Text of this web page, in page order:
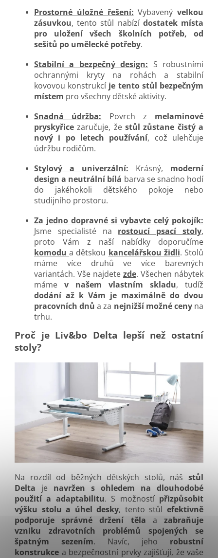
Prostorné úložné řešení: Vybavený velkou
zásuvkou, tento stůl nabízí dostatek místa
pro uložení všech školních potřeb, od
sešitů po umělecké potřeby.
Stabilní a bezpečný design: S robustními
ochrannými kryty na rohách a stabilní
kovovou konstrukcí je tento stůl bezpečným
místem pro všechny dětské aktivity.
Snadná údržba: Povrch z melaminové
pryskyřice zaručuje, že stůl zůstane čistý a
nový i po letech používání, což ulehčuje
údržbu rodičům.
Stylový a univerzální: Krásný, moderní
design a neutrální bílá barva se snadno hodí
do jakéhokoli dětského pokoje nebo
studijního prostoru.
Za jedno dopravné si vybavte celý pokojík:
Jsme specialisté na rostoucí psací stoly,
proto Vám z naší nabídky doporučíme
komodu a dětskou kancelářskou židli. Stolů
máme více druhů ve více barevných
variantách. Vše najdete zde. Všechen nábytek
máme v našem vlastním skladu, tudíž
dodání až k Vám je maximálně do dvou
pracovních dnůa za nejnižší možné cenyna
trhu.
Proč je Liv&bo Delta lepší než ostatní
stoly?
Na rozdíl od běžných dětských stolů, náš stůl
Delta je navržen s ohledem na dlouhodobé
použití a adaptabilitu. S možností přizpůsobit
výšku stolu a úhel desky, tento stůlefektivně
podporuje správné držení těla azabraňuje
vzniku zdravotních problémů spojených se
špatným sezením. Navíc, jeho robustní
konstrukce a bezpečnostní prvky zajišťují, že vaše